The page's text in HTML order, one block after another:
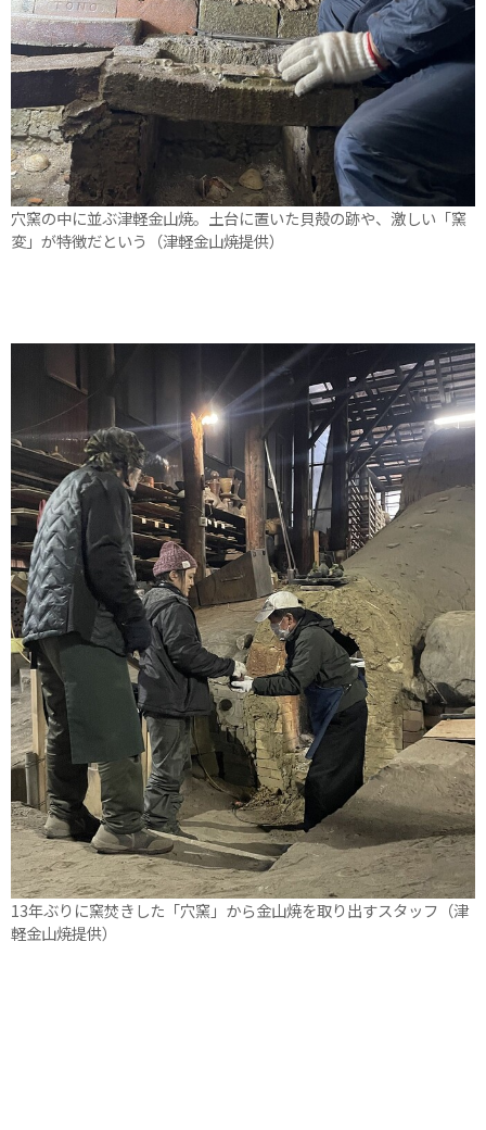
穴窯の中に並ぶ津軽金山焼。土台に置いた貝殻の跡や、激しい「窯
変」が特徴だという（津軽金山焼提供）
13年ぶりに窯焚きした「穴窯」から金山焼を取り出すスタッフ（津
軽金山焼提供）